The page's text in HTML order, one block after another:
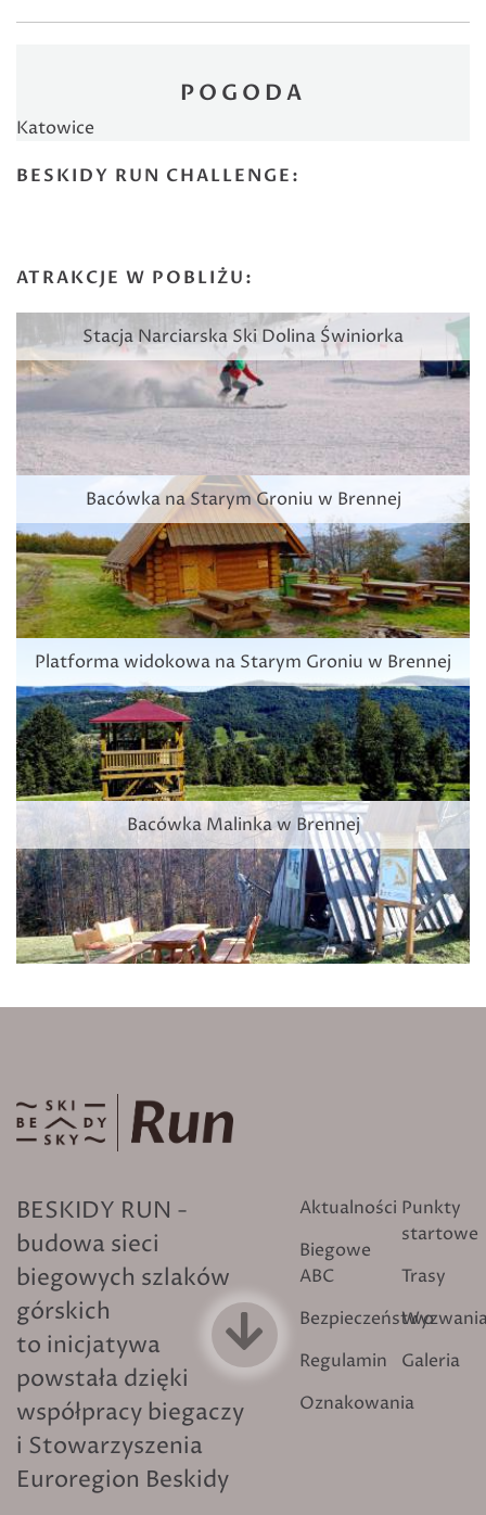
POGODA
Katowice
BESKIDY RUN CHALLENGE:
ATRAKCJE W POBLIŻU:
Stacja Narciarska Ski Dolina Świniorka
Bacówka na Starym Groniu w Brennej
Platforma widokowa na Starym Groniu w Brennej
Bacówka Malinka w Brennej
BESKIDY RUN -
budowa sieci
biegowych szlaków
górskich
to inicjatywa
powstała dzięki
współpracy biegaczy
i Stowarzyszenia
Euroregion Beskidy
Aktualności
Biegowe
ABC
Bezpieczeństwo
Regulamin
Oznakowania
Punkty
startowe
Trasy
Galeria